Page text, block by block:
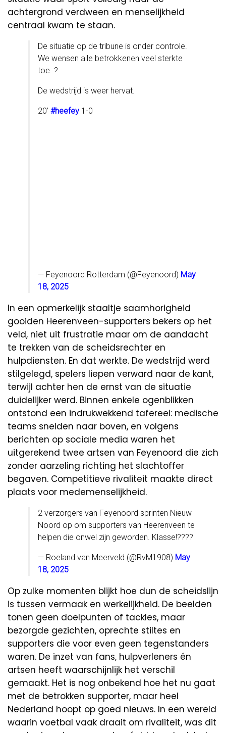
achtergrond verdween en menselijkheid
centraal kwam te staan.
De situatie op de tribune is onder controle.
We wensen alle betrokkenen veel sterkte
toe. ?
De wedstrijd is weer hervat.
20’ #heefey 1-0
— Feyenoord Rotterdam (@Feyenoord) May
18, 2025
In een opmerkelijk staaltje saamhorigheid
gooiden Heerenveen-supporters bekers op het
veld, niet uit frustratie maar om de aandacht
te trekken van de scheidsrechter en
hulpdiensten. En dat werkte. De wedstrijd werd
stilgelegd, spelers liepen verward naar de kant,
terwijl achter hen de ernst van de situatie
duidelijker werd. Binnen enkele ogenblikken
ontstond een indrukwekkend tafereel: medische
teams snelden naar boven, en volgens
berichten op sociale media waren het
uitgerekend twee artsen van Feyenoord die zich
zonder aarzeling richting het slachtoffer
begaven. Competitieve rivaliteit maakte direct
plaats voor medemenselijkheid.
2 verzorgers van Feyenoord sprinten Nieuw
Noord op om supporters van Heerenveen te
helpen die onwel zijn geworden. Klasse!????
— Roeland van Meerveld (@RvM1908) May
18, 2025
Op zulke momenten blijkt hoe dun de scheidslijn
is tussen vermaak en werkelijkheid. De beelden
tonen geen doelpunten of tackles, maar
bezorgde gezichten, oprechte stiltes en
supporters die voor even geen tegenstanders
waren. De inzet van fans, hulpverleners én
artsen heeft waarschijnlijk het verschil
gemaakt. Het is nog onbekend hoe het nu gaat
met de betrokken supporter, maar heel
Nederland hoopt op goed nieuws. In een wereld
waarin voetbal vaak draait om rivaliteit, was dit